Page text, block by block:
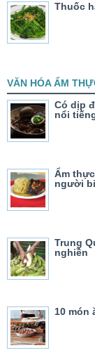
Thuốc
VĂN HÓA ẨM
Có dịp
nổi
Ẩm
người
Trung
nghiền
10 món